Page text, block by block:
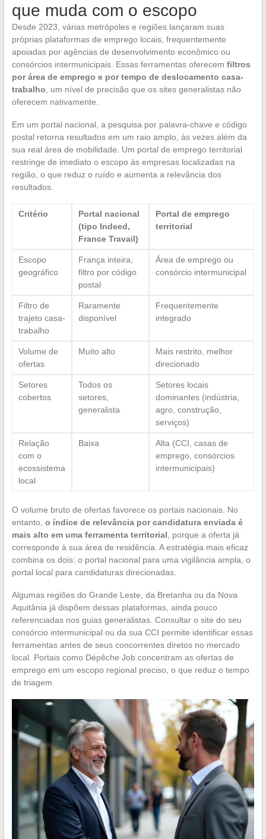
que muda com o escopo
Desde 2023, várias metrópoles e regiões lançaram suas
próprias plataformas de emprego locais, frequentemente
apoiadas por agências de desenvolvimento econômico ou
consórcios intermunicipais. Essas ferramentas oferecem filtros
por área de emprego e por tempo de deslocamento casa-
trabalho , um nível de precisão que os sites generalistas não
oferecem nativamente.
Em um portal nacional, a pesquisa por palavra-chave e código
postal retorna resultados em um raio amplo, às vezes além da
sua real área de mobilidade. Um portal de emprego territorial
restringe de imediato o escopo às empresas localizadas na
região, o que reduz o ruído e aumenta a relevância dos
resultados.
Critério
Portal nacional
(tipo Indeed,
France Travail)
Portal de emprego
territorial
Escopo
geográfico
França inteira,
filtro por código
postal
Área de emprego ou
consórcio intermunicipal
Filtro de
trajeto casa-
trabalho
Raramente
disponível
Frequentemente
integrado
Volume de
ofertas
Muito alto
Mais restrito, melhor
direcionado
Setores
cobertos
Todos os
setores,
generalista
Setores locais
dominantes (indústria,
agro, construção,
serviços)
Relação
com o
ecossistema
local
Baixa
Alta (CCI, casas de
emprego, consórcios
intermunicipais)
O volume bruto de ofertas favorece os portais nacionais. No
entanto, o índice de relevância por candidatura enviada é
mais alto em uma ferramenta territorial , porque a oferta já
corresponde à sua área de residência. A estratégia mais eficaz
combina os dois: o portal nacional para uma vigilância ampla, o
portal local para candidaturas direcionadas.
Algumas regiões do Grande Leste, da Bretanha ou da Nova
Aquitânia já dispõem dessas plataformas, ainda pouco
referenciadas nos guias generalistas. Consultar o site do seu
consórcio intermunicipal ou da sua CCI permite identificar essas
ferramentas antes de seus concorrentes diretos no mercado
local. Portais como Dépêche Job concentram as ofertas de
emprego em um escopo regional preciso, o que reduz o tempo
de triagem.